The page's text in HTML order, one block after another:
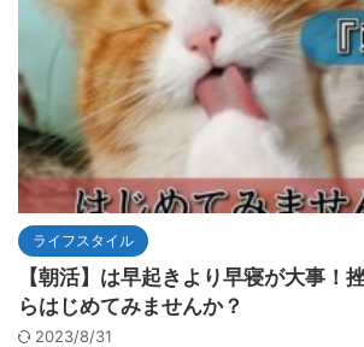
ライフスタイル
【朝活】は早起きより早寝が大事！
らはじめてみませんか？
2023/8/31